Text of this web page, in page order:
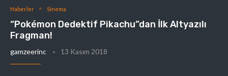
Haberler Sinema
“Pokémon Dedektif Pikachu”dan İlk Altyazılı
Fragman!
gamzeerinc 13 Kasım 2018